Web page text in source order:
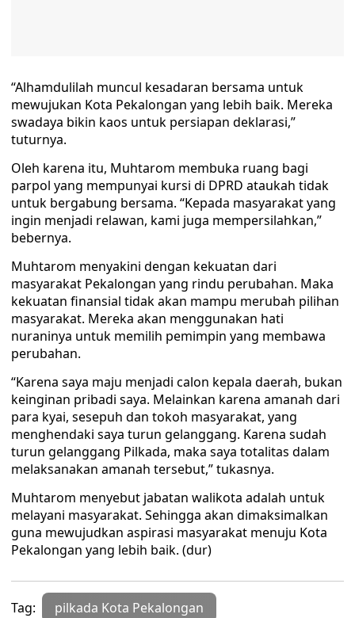
“Alhamdulilah muncul kesadaran bersama untuk
mewujukan Kota Pekalongan yang lebih baik. Mereka
swadaya bikin kaos untuk persiapan deklarasi,”
tuturnya.
Oleh karena itu, Muhtarom membuka ruang bagi
parpol yang mempunyai kursi di DPRD ataukah tidak
untuk bergabung bersama. “Kepada masyarakat yang
ingin menjadi relawan, kami juga mempersilahkan,”
bebernya.
Muhtarom menyakini dengan kekuatan dari
masyarakat Pekalongan yang rindu perubahan. Maka
kekuatan finansial tidak akan mampu merubah pilihan
masyarakat. Mereka akan menggunakan hati
nuraninya untuk memilih pemimpin yang membawa
perubahan.
“Karena saya maju menjadi calon kepala daerah, bukan
keinginan pribadi saya. Melainkan karena amanah dari
para kyai, sesepuh dan tokoh masyarakat, yang
menghendaki saya turun gelanggang. Karena sudah
turun gelanggang Pilkada, maka saya totalitas dalam
melaksanakan amanah tersebut,” tukasnya.
Muhtarom menyebut jabatan walikota adalah untuk
melayani masyarakat. Sehingga akan dimaksimalkan
guna mewujudkan aspirasi masyarakat menuju Kota
Pekalongan yang lebih baik. (dur)
Tag: pilkada Kota Pekalongan